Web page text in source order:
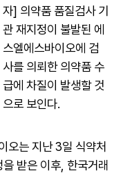
자] 의약품 품질검사 기
관 재지정이 불발된 에
스엘에스바이오에 검
사를 의뢰한 의약품 수
급에 차질이 발생할 것
으로 보인다.
오는 지난 3일 식약처
받은 이후, 한국거래